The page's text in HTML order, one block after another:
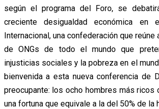
según el programa del Foro, se
creciente desigualdad económica en
Internacional, una confederación que reúne
de ONGs de todo el mundo que
injusticias sociales y la pobreza en el
bienvenida a esta nueva conferencia de
preocupante: los ocho hombres más ricos
una fortuna que equivale a la del 50% de la